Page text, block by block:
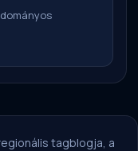
tagblogja, a